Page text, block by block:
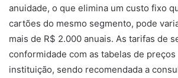
anuidade, o que elimina um custo fixo
cartões do mesmo segmento, pode
mais de R$ 2.000 anuais. As tarifas de
conformidade com as tabelas de
instituição, sendo recomendada a